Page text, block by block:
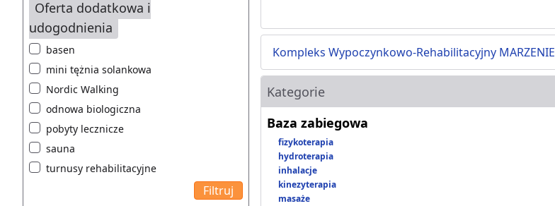
Oferta dodatkowa i
udogodnienia
basen
mini tężnia solankowa
Nordic Walking
odnowa biologiczna
pobyty lecznicze
sauna
turnusy rehabilitacyjne
Kompleks Wypoczynkowo-Rehabilitacyjny MARZENIE
Kategorie
Baza zabiegowa
fizykoterapia
hydroterapia
inhalacje
kinezyterapia
masaże